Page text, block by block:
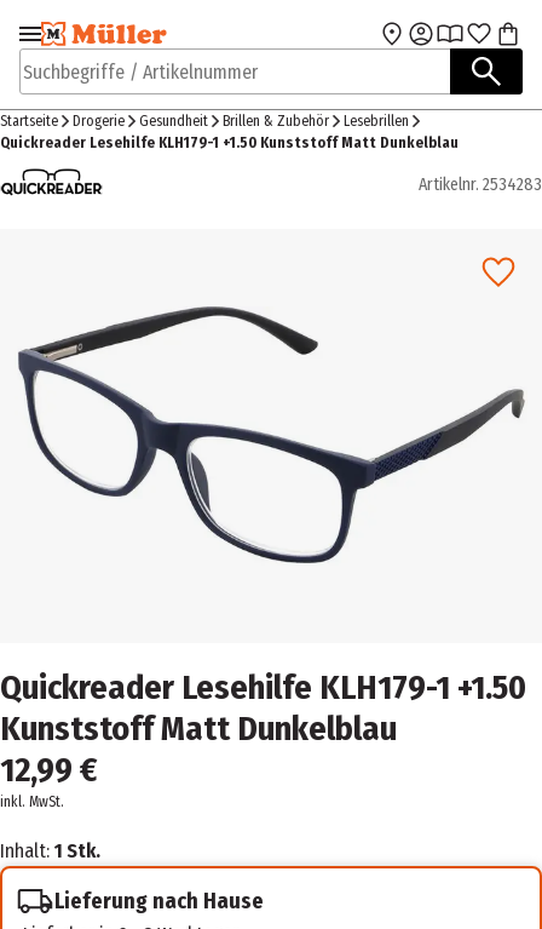
Zur Navigation
springen
Zum Hauptinhalt
Suchbegriffe / Artikelnummer
Startseite Drogerie Gesundheit Brillen & Zubehör
Lesebrillen
Quickreader Lesehilfe KLH179-1 +1.50 Kunststoff Matt Dunkelblau
Artikelnr. 2534283
Quickreader Lesehilfe KLH179-1 +1.50
Kunststoff Matt Dunkelblau
12,99 €
inkl. MwSt.
Inhalt: 1 Stk.
Lieferung nach Hause